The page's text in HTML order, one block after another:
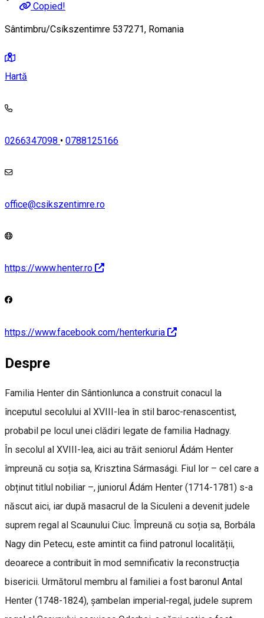
Copied!
Sântimbru/Csíkszentimre 537271, Romania
Hartă
0266347098 • 0788125166
office@csikszentimre.ro
https://www.henter.ro
https://www.facebook.com/henterkuria
Despre
Familia Henter din Sântionlunca a construit conacul la
începutul secolului al XVIII-lea în stil baroc-renascentist,
probabil pe locul unei clădiri legate de familia Hadnagy.
În secolul al XVIII-lea, aici au trăit seniorul Ádám Henter
împreună cu soția sa, Krisztina Sármasági. Fiul lor – cel care a
obținut titlul nobiliar –, juniorul Ádám Henter (1714-1781) s-a
născut aici, iar după masacrul de la Siculeni a devenit judele
suprem regal al Scaunului Ciuc. Împreună cu soția sa, Borbála
Nagy din Petecu, este amintit ca fiind patronul localității,
deoarece a contribuit în mod semnificativ la reconstrucția
bisericii. Următorul membru al familiei a fost baronul Antal
Henter (1748-1824), șambelan imperial-regal, judele suprem